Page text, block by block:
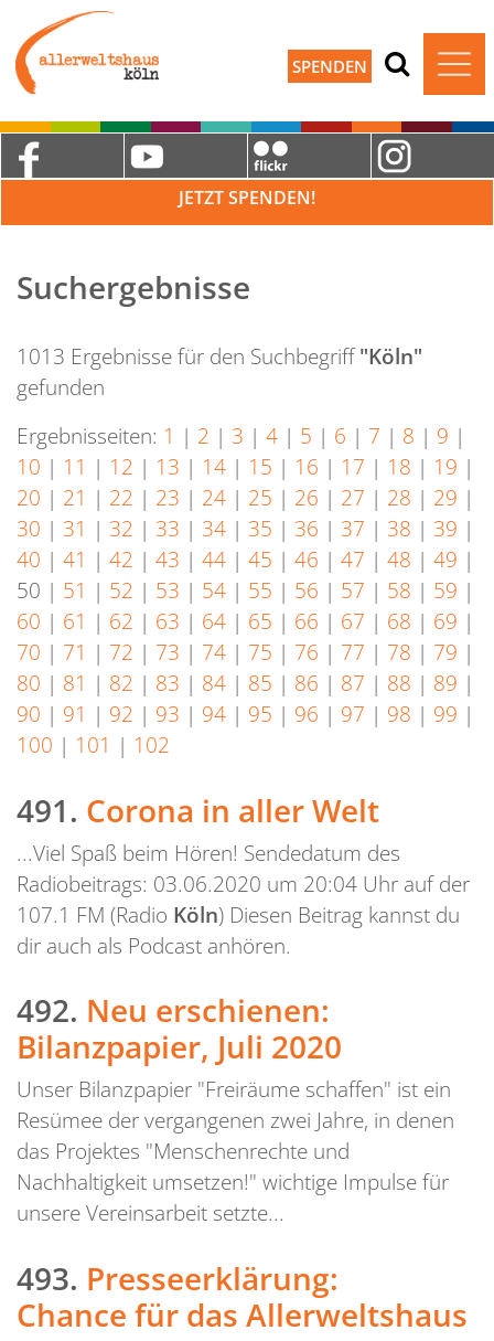
SPENDEN
JETZT SPENDEN!
Suchergebnisse
1013 Ergebnisse für den Suchbegriff"Köln"
gefunden
Ergebnisseiten: 1 | 2 | 3 | 4 | 5 | 6 | 7 | 8 | 9 |
10 | 11 | 12 | 13 | 14 | 15 | 16 | 17 | 18 | 19 |
20 | 21 | 22 | 23 | 24 | 25 | 26 | 27 | 28 | 29 |
30 | 31 | 32 | 33 | 34 | 35 | 36 | 37 | 38 | 39 |
40 | 41 | 42 | 43 | 44 | 45 | 46 | 47 | 48 | 49 |
50 | 51 | 52 | 53 | 54 | 55 | 56 | 57 | 58 | 59 |
60 | 61 | 62 | 63 | 64 | 65 | 66 | 67 | 68 | 69 |
70 | 71 | 72 | 73 | 74 | 75 | 76 | 77 | 78 | 79 |
80 | 81 | 82 | 83 | 84 | 85 | 86 | 87 | 88 | 89 |
90 | 91 | 92 | 93 | 94 | 95 | 96 | 97 | 98 | 99 |
100 | 101 | 102
491. Corona in aller Welt
...Viel Spaß beim Hören! Sendedatum des
Radiobeitrags: 03.06.2020 um 20:04 Uhr auf der
107.1 FM (Radio Köln) Diesen Beitrag kannst du
dir auch als Podcast anhören.
492. Neu erschienen:
Bilanzpapier, Juli 2020
Unser Bilanzpapier "Freiräume schaffen" ist ein
Resümee der vergangenen zwei Jahre, in denen
das Projektes "Menschenrechte und
Nachhaltigkeit umsetzen!" wichtige Impulse für
unsere Vereinsarbeit setzte...
493. Presseerklärung:
Chance für das Allerweltshaus